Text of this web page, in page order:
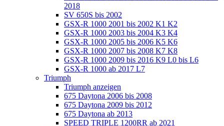
2018
SV 650S bis 2002
GSX-R 1000 2001 bis 2002 K1 K2
GSX-R 1000 2003 bis 2004 K3 K4
GSX-R 1000 2005 bis 2006 K5 K6
GSX-R 1000 2007 bis 2008 K7 K8
GSX-R 1000 2009 bis 2016 K9 L0 bis L6
GSX-R 1000 ab 2017 L7
Triumph
Triumph anzeigen
675 Daytona 2006 bis 2008
675 Daytona 2009 bis 2012
675 Daytona ab 2013
SPEED TRIPLE 1200RR ab 2021